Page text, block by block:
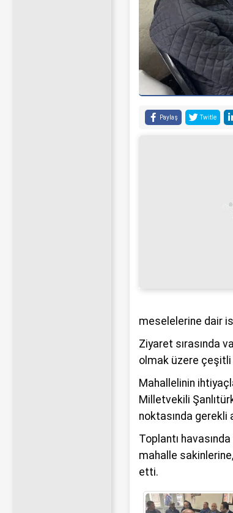
Paylaş Twitle
meselelerine dair
Ziyaret sırasında
olmak üzere çeşitli
Mahallelinin
Milletvekili
noktasında gerekli
Toplantı
mahalle
etti.